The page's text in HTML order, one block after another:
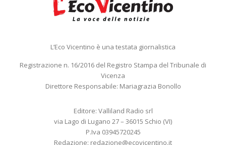
L’Eco Vicentino è una testata giornalistica
Registrazione n. 16/2016 del Registro Stampa del Tribunale di
Vicenza
Direttore Responsabile: Mariagrazia Bonollo
Editore: Valliland Radio srl
via Lago di Lugano 27 – 36015 Schio (VI)
P.Iva 03945720245
Redazione: redazione@ecovicentino.it